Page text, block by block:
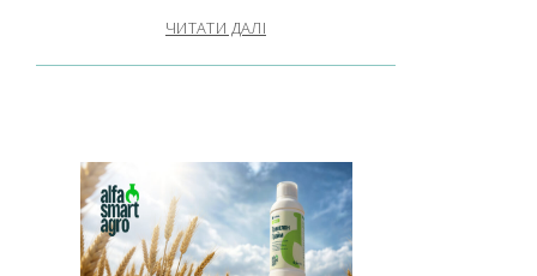
ЧИТАТИ ДАЛІ